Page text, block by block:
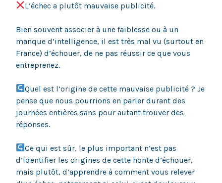
L’échec a plutôt mauvaise publicité.
Bien souvent associer à une faiblesse ou à un
manque d’intelligence, il est très mal vu (surtout en
France) d’échouer, de ne pas réussir ce que vous
entreprenez.
Quel est l’origine de cette mauvaise publicité ? Je
pense que nous pourrions en parler durant des
journées entières sans pour autant trouver des
réponses.
Ce qui est sûr, le plus important n’est pas
d’identifier les origines de cette honte d’échouer,
mais plutôt, d’apprendre à comment vous relever